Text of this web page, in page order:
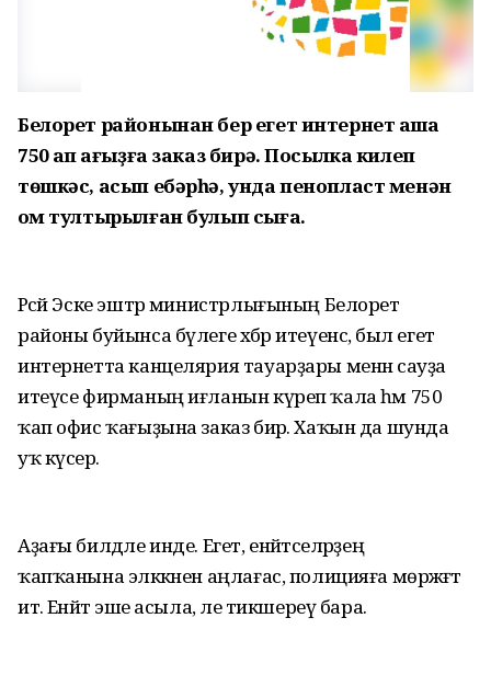
Белорет районынан бер егет интернет аша
750 ҡап ҡағыҙға заказ бирә. Посылка килеп
төшкәс, асып ебәрһә, унда пенопласт менән
ҡом тултырылған булып сыға.
Рәсәй Эске эштәр министрлығының Белорет
районы буйынса бүлеге хәбәр итеүенсә, был егет
интернетта канцелярия тауарҙары менән сауҙа
итеүсе фирманың иғланын күреп ҡала һәм 750
ҡап офис ҡағыҙына заказ бирә. Хаҡын да шунда
уҡ күсерә.
Аҙағы билдәле инде. Егет, енәйәтселәрҙең
ҡапҡанына эләккәнен аңлағас, полицияға мөрәжәғәт
итә. Енәйәт эше асыла, әле тикшереү бара.